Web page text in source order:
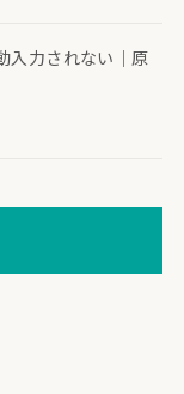
入力されない｜原